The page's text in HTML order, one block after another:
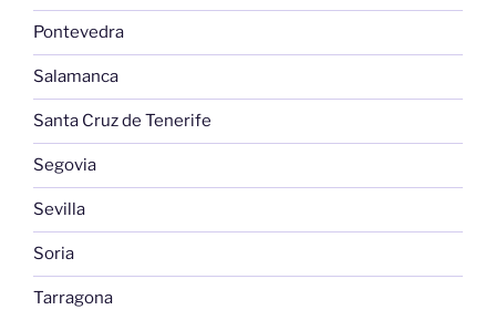
Pontevedra
Salamanca
Santa Cruz de Tenerife
Segovia
Sevilla
Soria
Tarragona